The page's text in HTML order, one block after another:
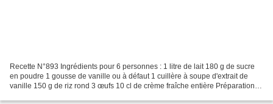
Recette N°893 Ingrédients pour 6 personnes : 1 litre de lait 180 g de sucre
en poudre 1 gousse de vanille ou à défaut 1 cuillère à soupe d'extrait de
vanille 150 g de riz rond 3 œufs 10 cl de crème fraîche entière Préparation :